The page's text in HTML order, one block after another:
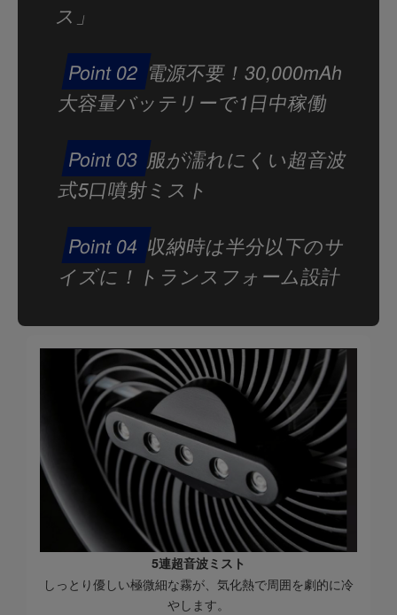
ス」
電源不要！30,000mAh
大容量バッテリーで1日中稼働
服が濡れにくい超音波
式5口噴射ミスト
収納時は半分以下のサ
イズに！トランスフォーム設計
5連超音波ミスト
しっとり優しい極微細な霧が、気化熱で周囲を劇的に冷
やします。